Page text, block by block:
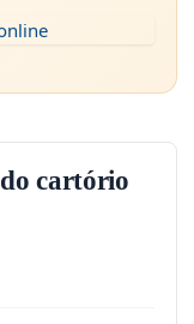
cartório